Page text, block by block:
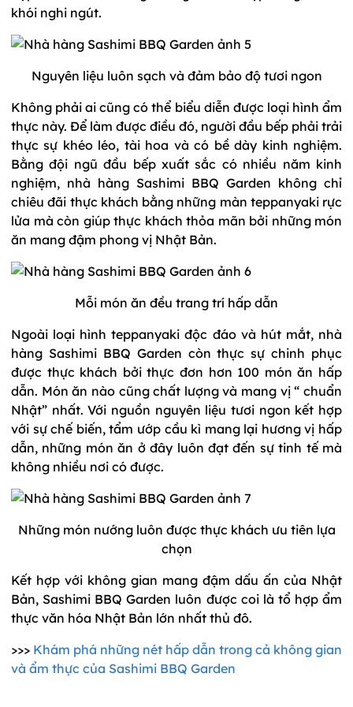
khói nghi ngút.
Nguyên liệu luôn sạch và đảm bảo độ tươi ngon
Không phải ai cũng có thể biểu diễn được loại hình ẩm
thực này. Để làm được điều đó, người đầu bếp phải trải
thực sự khéo léo, tài hoa và có bề dày kinh nghiệm.
Bằng đội ngũ đầu bếp xuất sắc có nhiều năm kinh
nghiệm, nhà hàng Sashimi BBQ Garden không chỉ
chiêu đãi thực khách bằng những màn teppanyaki rực
lửa mà còn giúp thực khách thỏa mãn bởi những món
ăn mang đậm phong vị Nhật Bản.
Mỗi món ăn đều trang trí hấp dẫn
Ngoài loại hình teppanyaki độc đáo và hút mắt, nhà
hàng Sashimi BBQ Garden còn thực sự chinh phục
được thực khách bởi thực đơn hơn 100 món ăn hấp
dẫn. Món ăn nào cũng chất lượng và mang vị “ chuẩn
Nhật” nhất. Với nguồn nguyên liệu tươi ngon kết hợp
với sự chế biến, tẩm ướp cầu kì mang lại hương vị hấp
dẫn, những món ăn ở đây luôn đạt đến sự tinh tế mà
không nhiều nơi có được.
Những món nướng luôn được thực khách ưu tiên lựa
chọn
Kết hợp với không gian mang đậm dấu ấn của Nhật
Bản, Sashimi BBQ Garden luôn được coi là tổ hợp ẩm
thực văn hóa Nhật Bản lớn nhất thủ đô.
>>> Khám phá những nét hấp dẫn trong cả không gian
và ẩm thực của Sashimi BBQ Garden